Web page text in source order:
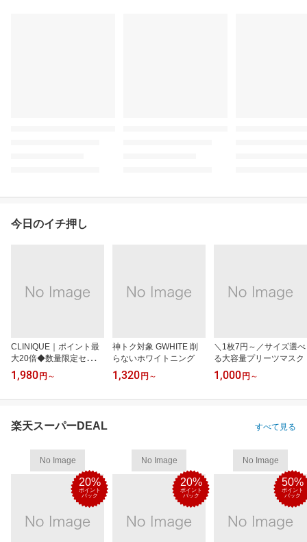
今日のイチ押し
CLINIQUE｜ポイント最
大20倍◆数量限定セット
も
1,980 円 ～
神トク対象 GWHITE 削
らないホワイトニング
1,320 円 ～
＼1枚7円～／サイズ選べ
る大容量プリーツマスク
1,000 円 ～
楽天スーパーDEAL すべて見る
No Image
20%
ポイント
バック
No Image
20%
ポイント
バック
No Image
50%
ポイント
バック